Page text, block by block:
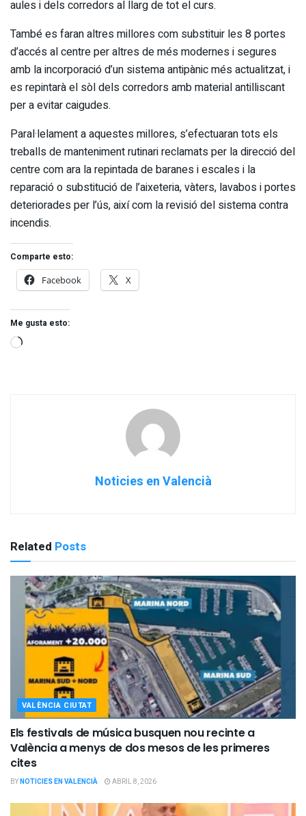
aules i dels corredors al llarg de tot el curs.
També es faran altres millores com substituir les 8 portes
d’accés al centre per altres de més modernes i segures
amb la incorporació d’un sistema antipànic més actualitzat, i
es repintarà el sòl dels corredors amb material antilliscant
per a evitar caigudes.
Paral·lelament a aquestes millores, s’efectuaran tots els
treballs de manteniment rutinari reclamats per la direcció del
centre com ara la repintada de baranes i escales i la
reparació o substitució de l’aixeteria, vàters, lavabos i portes
deteriorades per l’ús, així com la revisió del sistema contra
incendis.
Comparte esto:
Facebook
X
Me gusta esto:
Noticies en Valencià
Related Posts
VALÈNCIA CIUTAT
Els festivals de música busquen nou recinte a
València a menys de dos mesos de les primeres
cites
BYNOTICIES EN VALENCIÀ ABRIL 8, 2026